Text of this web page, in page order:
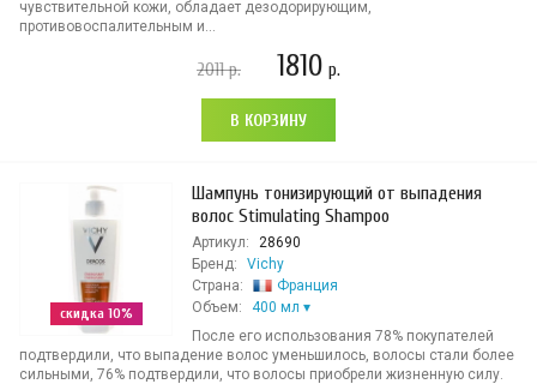
чувствительной кожи, обладает дезодорирующим,
противовоспалительным и...
2011р. 1810 р.
В КОРЗИНУ
скидка 10%
Шампунь тонизирующий от выпадения
волос Stimulating Shampoo
Артикул:
28690
Бренд:
Vichy
Страна:
Франция
Объем:
400 мл
После его использования 78% покупателей
подтвердили, что выпадение волос уменьшилось, волосы стали более
сильными, 76% подтвердили, что волосы приобрели жизненную силу.